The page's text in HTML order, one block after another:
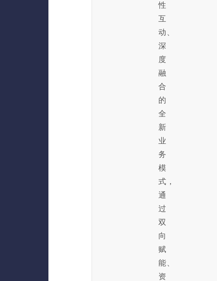
性
互
动、
深
度
融
合
的
全
新
业
务
模
式，
通
过
双
向
赋
能、
资